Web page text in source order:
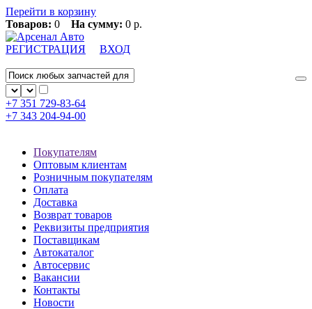
Перейти в корзину
Товаров: 0 На сумму: 0 р.
РЕГИСТРАЦИЯ ВХОД
+7 351 729-83-64
+7 343 204-94-00
Покупателям
Оптовым клиентам
Розничным покупателям
Оплата
Доставка
Возврат товаров
Реквизиты предприятия
Поставщикам
Автокаталог
Автосервис
Вакансии
Контакты
Новости